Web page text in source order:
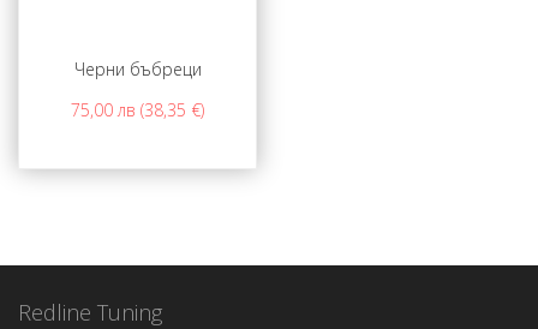
Черни бъбреци
75,00 лв (38,35 €)
Redline Tuning